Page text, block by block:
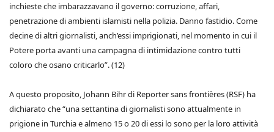
inchieste che imbarazzavano il governo: corruzione, affari,
penetrazione di ambienti islamisti nella polizia. Danno fastidio. Come
decine di altri giornalisti, anch’essi imprigionati, nel momento in cui il
Potere porta avanti una campagna di intimidazione contro tutti
coloro che osano criticarlo”. (12)
A questo proposito, Johann Bihr di Reporter sans frontières (RSF) ha
dichiarato che “una settantina di giornalisti sono attualmente in
prigione in Turchia e almeno 15 o 20 di essi lo sono per la loro attività